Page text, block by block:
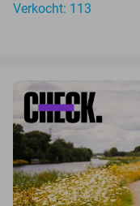
Verkocht: 113